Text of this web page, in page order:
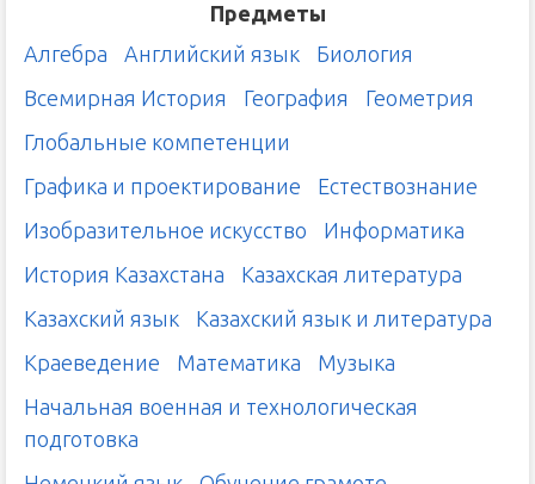
Предметы
Алгебра
Английский язык
Биология
Всемирная История
География
Геометрия
Глобальные компетенции
Графика и проектирование
Естествознание
Изобразительное искусство
Информатика
История Казахстана
Казахская литература
Казахский язык
Казахский язык и литература
Краеведение
Математика
Музыка
Начальная военная и технологическая
подготовка